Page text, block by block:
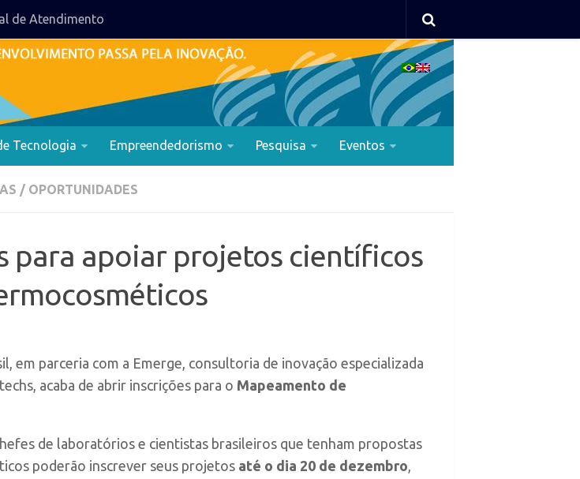
de Atendimento
Tecnologia Empreendedorismo Pesquisa Eventos
/ OPORTUNIDADES
para apoiar projetos científicos
em parceria com a Emerge, consultoria de inovação especializada
acaba de abrir inscrições para o Mapeamento de
de laboratórios e cientistas brasileiros que tenham propostas
poderão inscrever seus projetos até o dia 20 de dezembro,